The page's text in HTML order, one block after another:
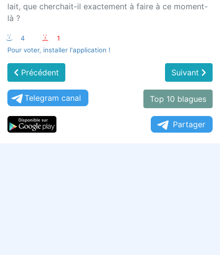
lait, que cherchait-il exactement à faire à ce moment-
là ?
:-) 4 :-(
1
Pour voter, installer l'application !
Précédent Suivant
Telegram canal Top 10 blagues
Partager